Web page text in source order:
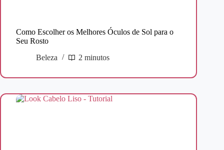
Como Escolher os Melhores Óculos de Sol para o
Seu Rosto
Beleza
2 minutos